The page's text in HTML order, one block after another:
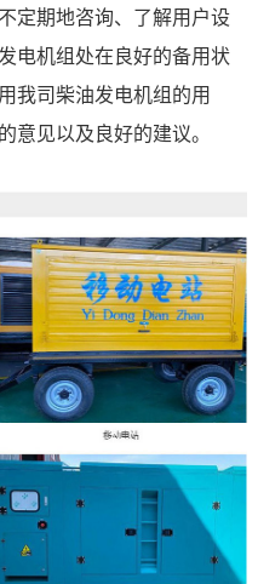
定期地咨询、了解用户设
电机组处在良好的备用状
我司柴油发电机组的用
意见以及良好的建议。